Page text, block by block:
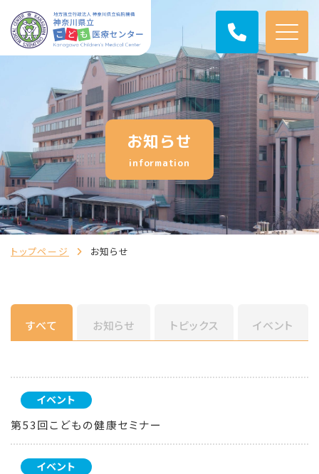
お知らせ
information
トップページ お知らせ
すべて お知らせ トピックス イベント
イベント
第53回こどもの健康セミナー
イベント